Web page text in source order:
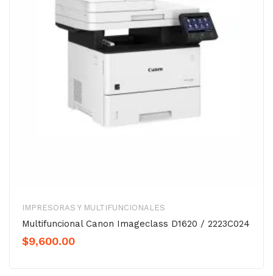
IMPRESORAS Y MULTIFUNCIONALES
Multifuncional Canon Imageclass D1620 / 2223C024
$9,600.00